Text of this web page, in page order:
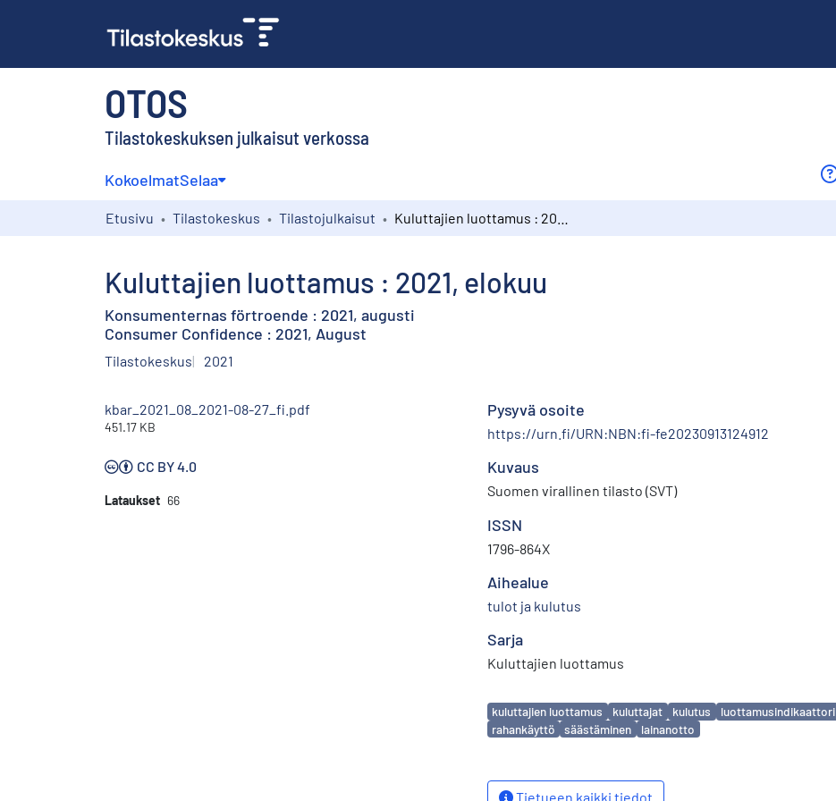
OTOS
Tilastokeskuksen julkaisut verkossa
KokoelmatSelaa
Etusivu Tilastokeskus Tilastojulkaisut
Kuluttajien luottamus : 2021, elokuu
Konsumenternas förtroende : 2021, augusti
Consumer Confidence : 2021, August
Tilastokeskus 2021
kbar_2021_08_2021-08-27_fi.pdf
451.17 KB
CC BY 4.0
Lataukset 66
Pysyvä osoite
https://urn.fi/URN:NBN:fi-fe20230913124912
Kuvaus
Suomen virallinen tilasto (SVT)
ISSN
1796-864X
Aihealue
tulot ja kulutus
Sarja
Kuluttajien luottamus
Avainsanat
kuluttajien luottamus kuluttajat kulutus luottamusindikaattori
rahankäyttö
säästäminen lainanotto
Tietueen kaikki tiedot